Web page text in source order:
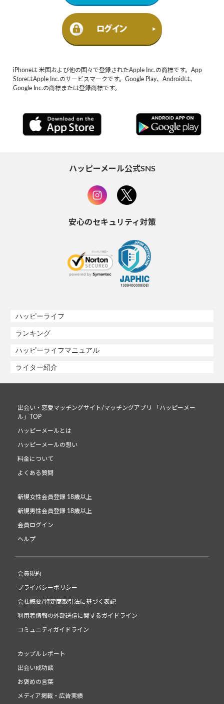
iPhoneは 米国および他の国々で登録されたApple Inc.の商標です。App
StoreはApple Inc.のサービスマークです。Google Play、Androidは、
Google Inc.の商標または登録商標です。
ハッピーメール公式SNS
安心のセキュリティ対策
ハッピーライフ
ランキング
ハッピーライフマニュアル
ライター紹介
出会い・恋愛マッチングサイト/マッチングアプリ 「ハッピーメー
ル」TOP
ハッピーメールとは
ハッピーメールの想い
料金について
よくある質問
新規女性会員登録 18歳以上
新規男性会員登録 18歳以上
会員ログイン
ヘルプ
会員規約
プライバシーポリシー
会社概要/特定商取引法に基づく表記
利用者情報の外部送信に関するガイドライン
コミュニティガイドライン
カップルレポート
出会い成功談
お褒めの言葉
メディア掲載・広告実績